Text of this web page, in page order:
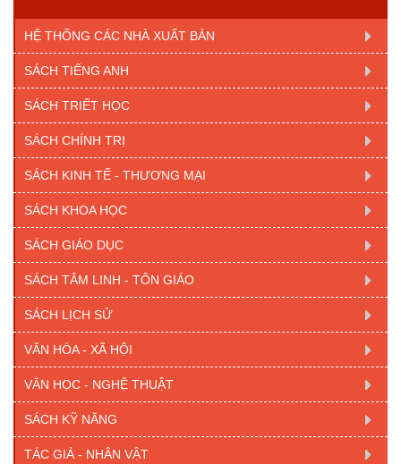
HỆ THỐNG CÁC NHÀ XUẤT BẢN
SÁCH TIẾNG ANH
SÁCH TRIẾT HỌC
SÁCH CHÍNH TRỊ
SÁCH KINH TẾ - THƯƠNG MẠI
SÁCH KHOA HỌC
SÁCH GIÁO DỤC
SÁCH TÂM LINH - TÔN GIÁO
SÁCH LỊCH SỬ
VĂN HÓA - XÃ HỘI
VĂN HỌC - NGHỆ THUẬT
SÁCH KỸ NĂNG
TÁC GIẢ - NHÂN VẬT